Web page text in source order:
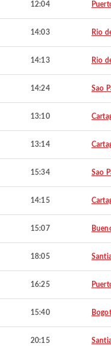
12:04
14:03 Rio
14:13 Rio
14:24 Sao
13:10
13:14
15:34 Sao
14:15
15:07
18:05
16:25
15:40
20:15